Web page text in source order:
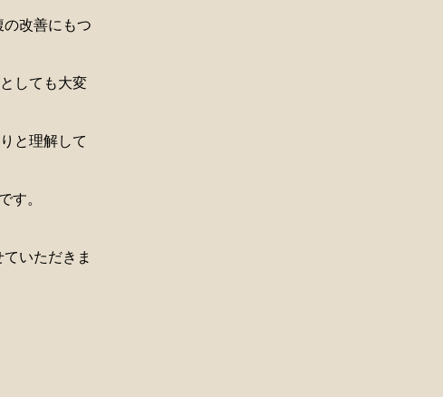
改善にもつ
しても大変
と理解して
す。
いただきま